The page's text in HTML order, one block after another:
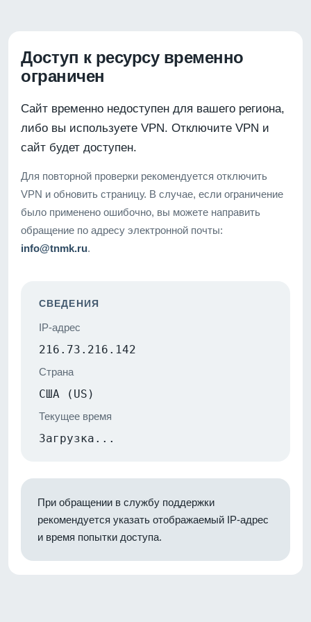
Доступ к ресурсу временно
ограничен
Сайт временно недоступен для вашего региона,
либо вы используете VPN. Отключите VPN и
сайт будет доступен.
Для повторной проверки рекомендуется отключить
VPN и обновить страницу. В случае, если ограничение
было применено ошибочно, вы можете направить
обращение по адресу электронной почты:
info@tnmk.ru.
СВЕДЕНИЯ
IP-адрес
216.73.216.142
Страна
США (US)
Текущее время
Загрузка...
При обращении в службу поддержки
рекомендуется указать отображаемый IP-адрес
и время попытки доступа.